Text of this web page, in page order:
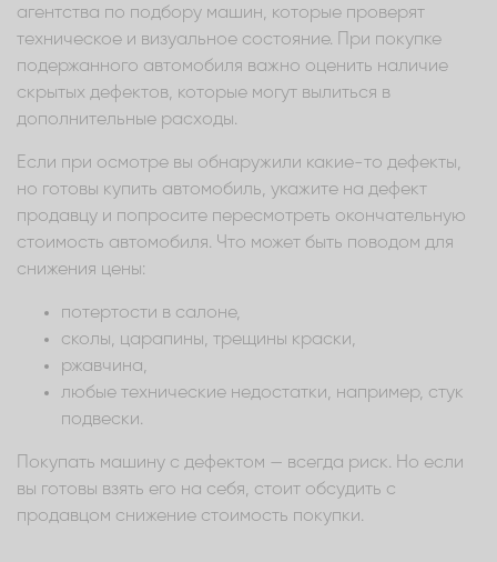
агентства по подбору машин, которые проверят
техническое и визуальное состояние. При покупке
подержанного автомобиля важно оценить наличие
скрытых дефектов, которые могут вылиться в
дополнительные расходы.
Если при осмотре вы обнаружили какие-то дефекты,
но готовы купить автомобиль, укажите на дефект
продавцу и попросите пересмотреть окончательную
стоимость автомобиля. Что может быть поводом для
снижения цены:
потертости в салоне,
сколы, царапины, трещины краски,
ржавчина,
любые технические недостатки, например, стук
подвески.
Покупать машину с дефектом — всегда риск. Но если
вы готовы взять его на себя, стоит обсудить с
продавцом снижение стоимость покупки.